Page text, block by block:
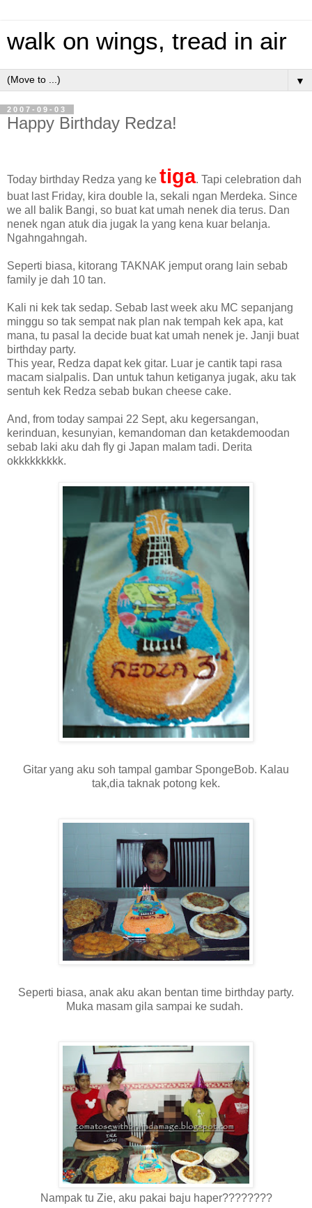
walk on wings, tread in air
▼
2007-09-03
Happy Birthday Redza!
Today birthday Redza yang ke tiga. Tapi celebration dah
buat last Friday, kira double la, sekali ngan Merdeka. Since
we all balik Bangi, so buat kat umah nenek dia terus. Dan
nenek ngan atuk dia jugak la yang kena kuar belanja.
Ngahngahngah.
Seperti biasa, kitorang TAKNAK jemput orang lain sebab
family je dah 10 tan.
Kali ni kek tak sedap. Sebab last week aku MC sepanjang
minggu so tak sempat nak plan nak tempah kek apa, kat
mana, tu pasal la decide buat kat umah nenek je. Janji buat
birthday party.
This year, Redza dapat kek gitar. Luar je cantik tapi rasa
macam sialpalis. Dan untuk tahun ketiganya jugak, aku tak
sentuh kek Redza sebab bukan cheese cake.
And, from today sampai 22 Sept, aku kegersangan,
kerinduan, kesunyian, kemandoman dan ketakdemoodan
sebab laki aku dah fly gi Japan malam tadi. Derita
okkkkkkkkk.
Gitar yang aku soh tampal gambar SpongeBob. Kalau
tak,dia taknak potong kek.
Seperti biasa, anak aku akan bentan time birthday party.
Muka masam gila sampai ke sudah.
Nampak tu Zie, aku pakai baju haper????????